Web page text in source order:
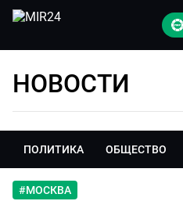
НОВОСТИ
ПОЛИТИКА ОБЩЕСТВО
#МОСКВА